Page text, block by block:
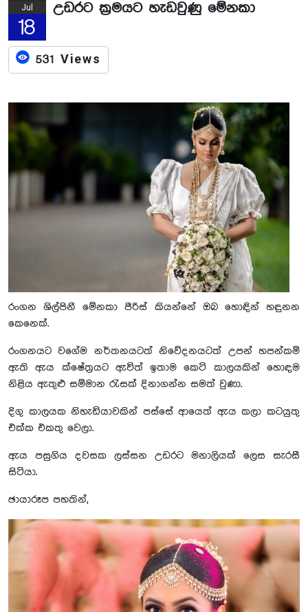
Jul
18
උඩරට ක්‍රමයට හැඩවුණු මේනකා
531 Views
රංගන ශිල්පිනී මේනකා පීරිස් කියන්නේ ඔබ හොඳින් හඳුනන‍
කෙනෙක්.
රංගනයට වගේම නර්තනයටත් නිවේදනයටත් උපන් හපන්කම්
ඇති ඇය ක්ෂේත්‍රයට ඇවිත් ඉතාම කෙටි කාලයකින් හොඳම
නිළිය ඇතුළු සම්මාන රැසක් දිනාගන්න සමත් වුණා.
දිගු කාලයක නිහැඩියාවකින් පස්සේ ආයෙත් ඇය කලා කටයුතු
එක්ක එකතු වෙලා.
ඇය පසුගිය දවසක ලස්සන උඩරට මනාලියක් ලෙස සැරසී
සිටියා.
ඡායාරූප පහතින්,